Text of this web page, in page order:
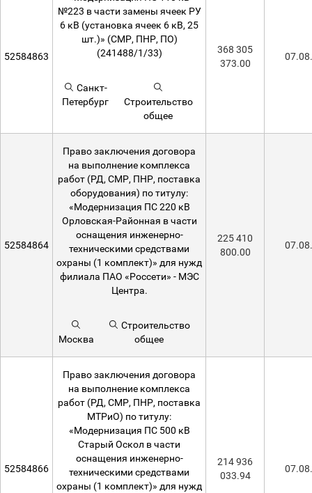
52584863
№223 в части замены ячеек РУ
6 кВ (установка ячеек 6 кВ, 25
шт.)» (СМР, ПНР, ПО)
(241488/1/33)
Санкт-
Петербург
Строительство
общее
368 305
373.00
52584864
Право заключения договора
на выполнение комплекса
работ (РД, СМР, ПНР, поставка
оборудования) по титулу:
«Модернизация ПС 220 кВ
Орловская-Районная в части
оснащения инженерно-
техническими средствами
охраны (1 комплект)» для нужд
филиала ПАО «Россети» - МЭС
Центра.
Москва
Строительство
общее
225 410
800.00
52584866
Право заключения договора
на выполнение комплекса
работ (РД, СМР, ПНР, поставка
МТРиО) по титулу:
«Модернизация ПС 500 кВ
Старый Оскол в части
оснащения инженерно-
техническими средствами
охраны (1 комплект)» для нужд
214 936
033.94